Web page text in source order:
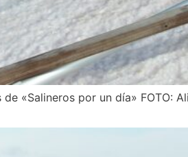
de «Salineros por un día» FOTO: